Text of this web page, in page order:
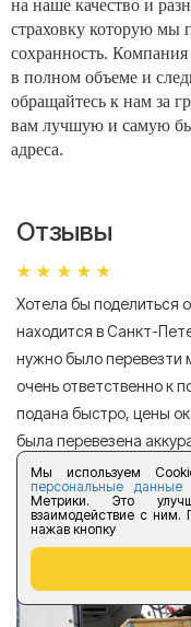
Мы используем
персональные данные
Метрики. Это
взаимодействие с ним.
нажав кнопку
на наше качество и
страховку которую мы
сохранность. Компания
в полном объеме и
обращайтесь к нам за
вам лучшую и самую
адреса.
Отзывы
Хотела бы поделиться
находится в Санкт-
нужно было перевезти
очень ответственно к
подана быстро, цены
была перевезена
хорошем состоянии.
работу!
Елизавета Андроновна